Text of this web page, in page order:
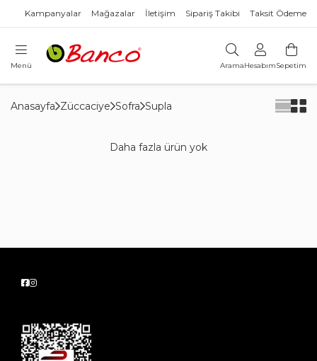
Kampanyalar Mağazalar İletişim Sipariş Takibi Taksit Ödeme
Menü AramaHesabımSepetim
Anasayfa Züccaciye Sofra Supla
Daha fazla ürün yok